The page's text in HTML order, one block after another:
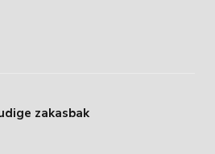
zakasbak